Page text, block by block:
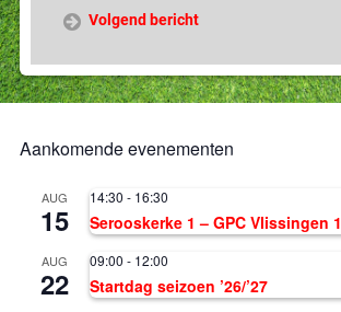
Volgend bericht
Aankomende evenementen
AUG
15
14:30 - 16:30
Serooskerke 1 – GPC Vlissingen 1
AUG
22
09:00 - 12:00
Startdag seizoen ’26/’27